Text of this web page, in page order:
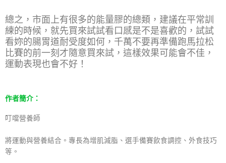
總之，市面上有很多的能量膠的總類，建議在平常訓
練的時候，就先買來試試看口感是不是喜歡的，試試
看妳的腸胃道耐受度如何，千萬不要再準備跑馬拉松
比賽的前一刻才隨意買來試，這樣效果可能會不佳，
運動表現也會不好！
作者簡介：
叮噹營養師
將運動與營養結合。專長為增肌減脂、選手備賽飲食調控、外食技巧
等。